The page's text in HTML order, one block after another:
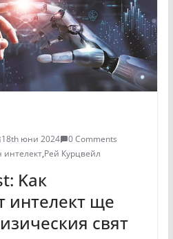
18th юни 2024
0 Comments
интелект,Рей Курцвейл
Kак
интелект ще
свят